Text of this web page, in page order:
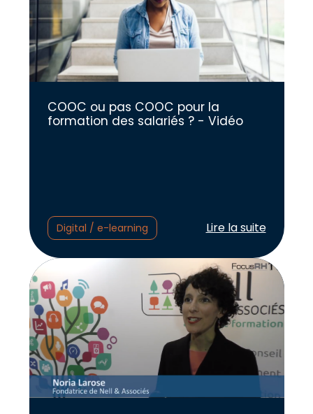
COOC ou pas COOC pour la
formation des salariés ? - Vidéo
Digital / e-learning Lire l'article :
Lire la suite